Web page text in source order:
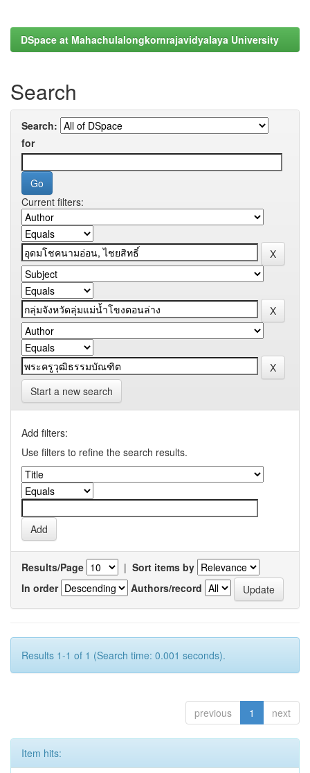
DSpace at Mahachulalongkornrajavidyalaya University
Search
Search:
for
Current filters:
Start a new search
Add filters:
Use filters to refine the search results.
Results/Page | Sort items by
In order
Authors/record
Results 1-1 of 1 (Search time: 0.001 seconds).
previous 1 next
Item hits: